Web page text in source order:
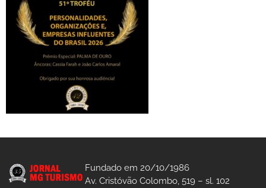
Fundado em 20/10/1986
Av. Cristóvão Colombo, 519 – sl. 102